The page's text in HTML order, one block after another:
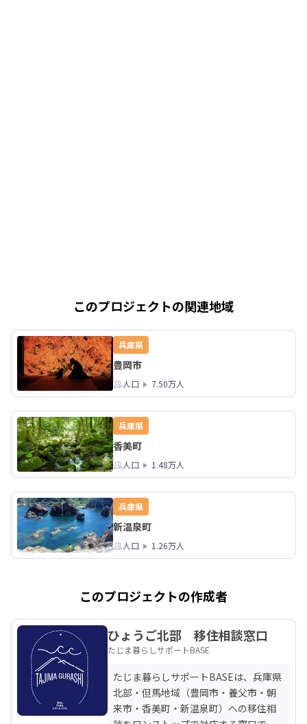
このプロジェクトの関連地域
兵庫県
豊岡市
人口 7.50万人
兵庫県
香美町
人口 1.48万人
兵庫県
新温泉町
人口 1.26万人
このプロジェクトの作成者
ひょうご北部 移住相談窓口
たじま暮らしサポートBASE
たじま暮らしサポートBASEは、兵庫県
北部・但馬地域（豊岡市・養父市・朝
来市・香美町・新温泉町）への移住相